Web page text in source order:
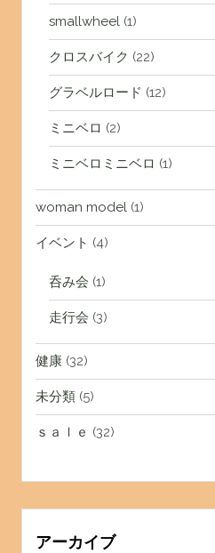
smallwheel(1)
クロスバイク (22)
グラベルロード (12)
ミニベロ (2)
ミニベロミニベロ (1)
woman model(1)
イベント (4)
呑み会 (1)
走行会 (3)
健康(32)
未分類(5)
ｓａｌｅ (32)
アーカイブ